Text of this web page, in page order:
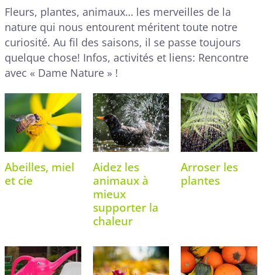
Fleurs, plantes, animaux… les merveilles de la
nature qui nous entourent méritent toute notre
curiosité. Au fil des saisons, il se passe toujours
quelque chose! Infos, activités et liens: Rencontre
avec « Dame Nature » !
Abeilles, miel
et cie
Aidez les
animaux à
mieux
supporter la
chaleur
Arroser les
plantes